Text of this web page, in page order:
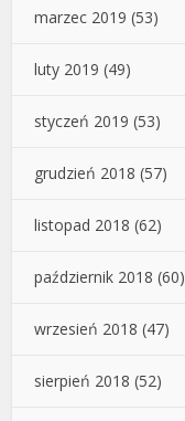
marzec 2019 (53)
luty 2019 (49)
styczeń 2019 (53)
grudzień 2018 (57)
listopad 2018 (62)
październik 2018 (60)
wrzesień 2018 (47)
sierpień 2018 (52)